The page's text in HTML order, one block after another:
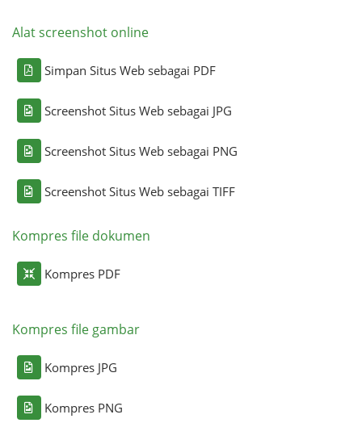
Alat screenshot online
Simpan Situs Web sebagai PDF
Screenshot Situs Web sebagai JPG
Screenshot Situs Web sebagai PNG
Screenshot Situs Web sebagai TIFF
Kompres file dokumen
Kompres PDF
Kompres file gambar
Kompres JPG
Kompres PNG